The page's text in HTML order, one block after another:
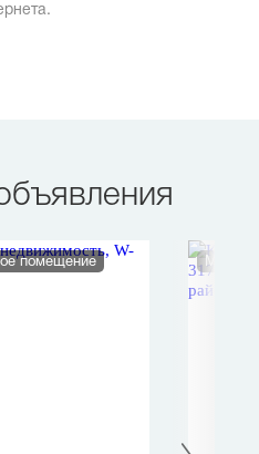
помещение